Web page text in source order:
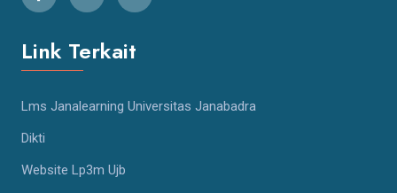
Link Terkait
Lms Janalearning Universitas Janabadra
Dikti
Website Lp3m Ujb